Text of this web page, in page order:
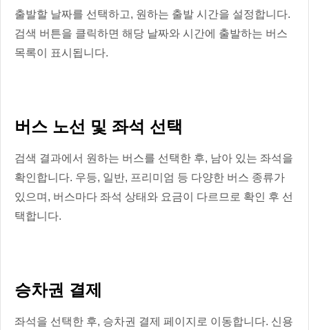
출발할 날짜를 선택하고, 원하는 출발 시간을 설정합니다.
검색 버튼을 클릭하면 해당 날짜와 시간에 출발하는 버스
목록이 표시됩니다.
버스 노선 및 좌석 선택
검색 결과에서 원하는 버스를 선택한 후, 남아 있는 좌석을
확인합니다. 우등, 일반, 프리미엄 등 다양한 버스 종류가
있으며, 버스마다 좌석 상태와 요금이 다르므로 확인 후 선
택합니다.
승차권 결제
좌석을 선택한 후, 승차권 결제 페이지로 이동합니다. 신용